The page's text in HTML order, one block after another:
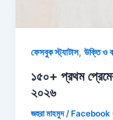
ফেসবুক স্ট্যাটাস,উক্তি ও
১৫০+ প্রথম
২০২৬
জহুরা মাহমুদ/ Facebook